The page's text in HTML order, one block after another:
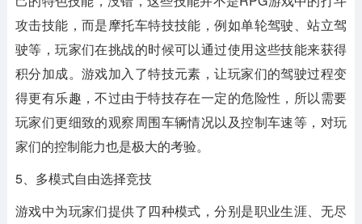
攻击技能，而是摩托车特技技能，例如单轮驾驶、站立驾
驶等，玩家们在挑战的时候可以通过使用这些技能来获得
积分加成。游戏加入了特技元素，让玩家们的驾驶过程变
得更有乐趣，不过由于特技存在一定的危险性，所以需要
玩家们更细致的观察周围车辆情况以及控制车速等，对玩
家们的控制能力也是极大的考验。
5、多模式自由选择竞技
游戏中为玩家们提供了四种模式，分别是职业生涯、无尽